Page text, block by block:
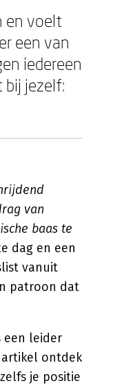
en voelt
een van
iedereen
bij jezelf:
van
baas te
dag en een
vanuit
patroon dat
een leider
artikel ontdek
je positie